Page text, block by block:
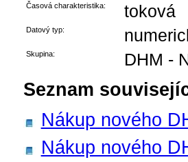
Časová charakteristika: toková
Datový typ:
Skupina: DHM -
Seznam
Nákup nového
Nákup nového